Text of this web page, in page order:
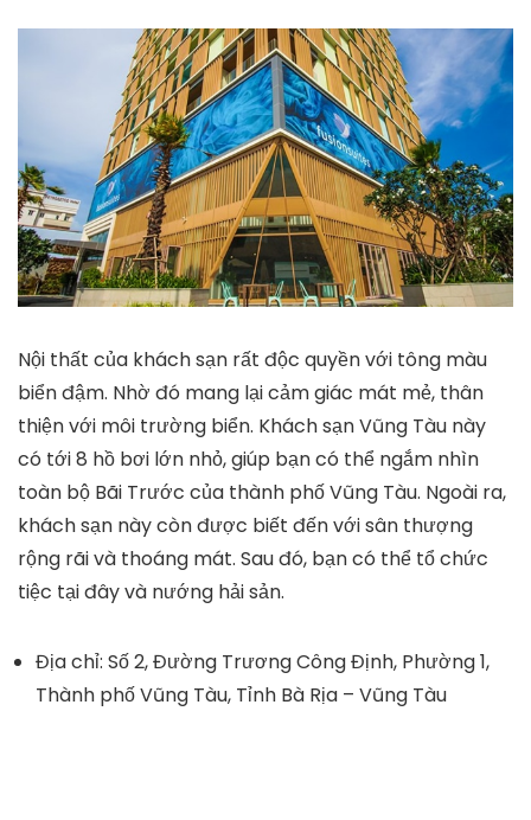
Nội thất của khách sạn rất độc quyền với tông màu
biển đậm. Nhờ đó mang lại cảm giác mát mẻ, thân
thiện với môi trường biển. Khách sạn Vũng Tàu này
có tới 8 hồ bơi lớn nhỏ, giúp bạn có thể ngắm nhìn
toàn bộ Bãi Trước của thành phố Vũng Tàu. Ngoài ra,
khách sạn này còn được biết đến với sân thượng
rộng rãi và thoáng mát. Sau đó, bạn có thể tổ chức
tiệc tại đây và nướng hải sản.
Địa chỉ: Số 2, Đường Trương Công Định, Phường 1,
Thành phố Vũng Tàu, Tỉnh Bà Rịa – Vũng Tàu